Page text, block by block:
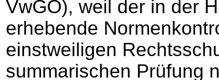
VwGO), weil der in der
erhebende
einstweiligen
summarischen Prüfung